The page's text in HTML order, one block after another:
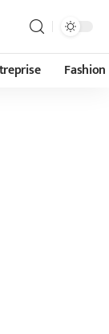
Fashion